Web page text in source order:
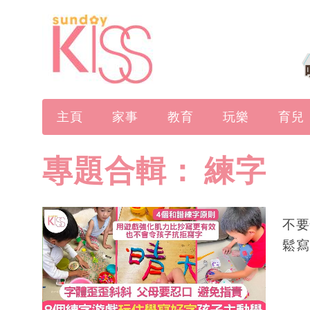
主頁 家事 教育 玩樂 育兒
專題合輯： 練字
不
鬆